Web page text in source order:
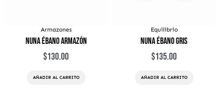
Armazones
Nuna Ébano Armazón
$130.00
AÑADIR AL CARRITO
Equilibrio
Nuna Ébano Gris
$135.00
AÑADIR AL CARRITO